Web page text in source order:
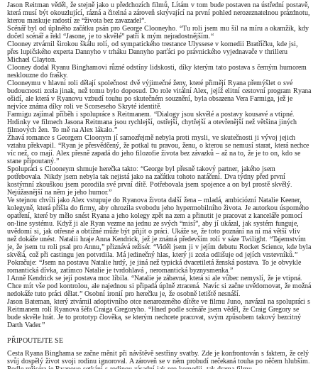
Jason Reitman věděl, že stejně jako u předchozích filmů, Lítám v tom bude postaven na ústřední postavě,
která musí být okouzlující, rázná a čitelná a zároveň skrývající na první pohled nerozeznatelnou prázdnotu,
kterou maskuje radostí ze “života bez zavazadel”.
Scénář byl od úplného začátku psán pro George Clooneyho. “Tu roli jsem mu šil na míru a okamžik, kdy
dočetl scénář a řekl “Jasone, je to skvělé” patří k mým nejradostnějším.“
Clooney ztvárnil širokou škálu rolí, od sympatického trestance Ulyssese v komedii Bratříčku, kde jsi,
přes lupičského experta Dannyho v trháku Dannyho parťáci po právnického vyjednavače v thrilleru
Michael Clayton.
Clooney dodal Ryanu Binghamovi různé odstíny lidskosti, díky kterým tato postava s černým humorem
nesklouzne do frašky.
Clooneymu v hlavní roli dělají společnost dvě výjimečné ženy, které přimějí Ryana přemýšlet o své
budoucnosti zcela jinak, než tomu bylo doposud. Do role vitální Alex, jejíž elitní cestovní program Ryana
ošidí, ale která v Ryanovu vzbudí touhu po skutečném souznění, byla obsazena Vera Farmiga, jež je
nejvíce známa díky roli ve Scorseseho Skryté identitě.
Farmigu zajímal příběh i spolupráce s Reitmanem. “Dialogy jsou skvělé a postavy kousavé a vtipné.
Hrdinky ve filmech Jasona Reitmana jsou rychlejší, ostřejší, chytřejší a otevřenější než většina jiných
filmových žen. To mě na Alex lákalo.”
Žhavá romance s Georgem Cloonym jí samozřejmě nebyla proti mysli, ve skutečnosti ji vývoj jejich
vztahu překvapil. “Ryan je přesvědčený, že potkal tu pravou, ženu, o kterou se nemusí starat, která nechce
víc než, co mají. Alex přesně zapadá do jeho filozofie života bez závazků – až na to, že je to on, kdo se
stane připoutaný.”
Spolupráci s Clooneym shrnuje herečka takto: “George byl přesně takový partner, jakého jsem
potřebovala. Nikdy jsem nebyla tak nejistá jako na začátku tohoto natáčení. Dva týdny před první
kostýmní zkouškou jsem porodila své první dítě. Potřebovala jsem spojence a on byl prostě skvělý.
Nejúžasnější na něm je jeho humor.”
Ve stejnou chvíli jako Alex vstupuje do Ryanova života další žena – mladá, ambiciózní Natalie Keener,
kolegyně, která přišla do firmy, aby ohrozila svobodu jeho hypermobilního života. Je autorkou úsporného
opatření, které by mělo snést Ryana a jeho kolegy zpět na zem a přinutit je pracovat z kanceláře pomocí
on-line systému. Když ji ale Ryan vezme na jednu ze svých “misí”, aby jí ukázal, jak systém funguje,
uvědomí si, jak otřesné a obtížné může být přijít o práci. Ukáže se, že toto poznání na ní má větší vliv
než dokáže unést. Natalii hraje Anna Kendrick, jež je známá především rolí v sáze Twilight. “Tajemstvím
je, že jsem tu roli psal pro Annu,” přiznává režisér. “Viděl jsem ji v jejím debutu Rocket Science, kde byla
skvělá, což při castingu jen potvrdila. Má jedinečný hlas, který ji zcela odlišuje od jejích vrstevníků.”
Pokračuje: “Jsem na postavu Natalie hrdý, je jiná než typická dvacetiletá ženská postava. To je obvykle
romantická dívka, zatímco Natalie je tvrdohlavá , neromantická byznysmenka.”
I Anně Kendrick se její postava moc líbila. “Natalie je zábavná, která si ale vůbec nemyslí, že je vtipná.
Chce mít vše pod kontrolou, ale najednou si připadá úplně ztracená. Navíc si začne uvědomovat, že možná
nedokáže tuto práci dělat.” Osobní ironií pro herečku je, že osobně letiště nesnáší.
Jason Bateman, který ztvárnil adoptivního otce nenarozeného dítěte ve filmu Juno, navázal na spolupráci s
Reitmanem rolí Ryanova šéfa Craiga Gregoryho. “Hned podle scénáře jsem věděl, že Craig Gregory se
bude skvěle hrát. Je to prototyp člověka, se kterým nechcete pracovat, svým způsobem takový bezcitný
Darth Vader.”
PŘIPOUTEJTE SE
Cesta Ryana Binghama se začne měnit při návštěvě sestřiny svatby. Zde je konfrontován s faktem, že celý
svůj dospělý život svoji rodinu ignoroval. A zároveň se v něm probudí nečekaná touha po něčem hlubším.